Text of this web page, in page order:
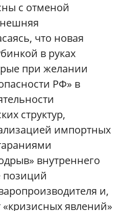
с отменой
что новая
в руках
при желании
РФ» в
структур,
импортных
внутреннего
позиций
и,
«кризисных явлений»